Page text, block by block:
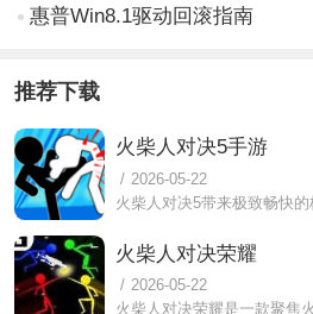
惠普Win8.1驱动回滚指南
推荐下载
火柴人对决5手游
/ 2026-05-22
火柴人对决荣耀
/ 2026-05-22